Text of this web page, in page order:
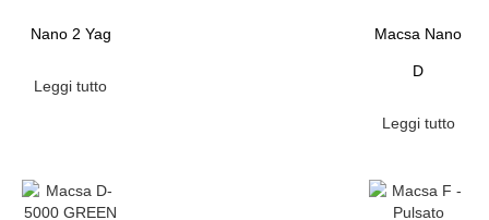
Nano 2 Yag
Leggi tutto
Macsa Nano
D
Leggi tutto